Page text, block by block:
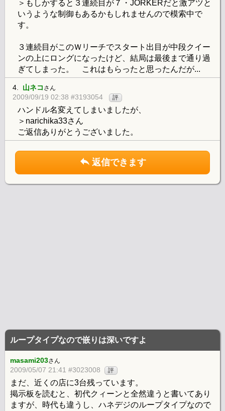
＞もしかすると３連続目が７・JORKERだと激アツと
いうような制御もあるかもしれませんので模索中で
す。
３連続目がこのＷリーチでスタート出目が中段クイー
ンの上にロングになったけど、結局は最後まで通り過
ぎてしまった。 これはもらったと思ったんだが...
4. 山ネコ さん
2009/09/19 02:38 #3193054 評
ハンドル名変えてしまいましたが、
＞narichika33さん
ご返信ありがとうございました。
返信できます
ループタイプなので嵌りは深いですよ
masami203さん
2009/05/07 21:41 #3023008 評
まだ、近くの店に3台残っています。
掲示板を読むと、初代クィーンと全然違うと書いてあり
ますが、時代も違うし、ハネデジのループタイプなので